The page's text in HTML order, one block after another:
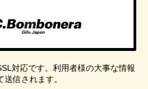
対応です。利用者様の大事な情報
送信されます。